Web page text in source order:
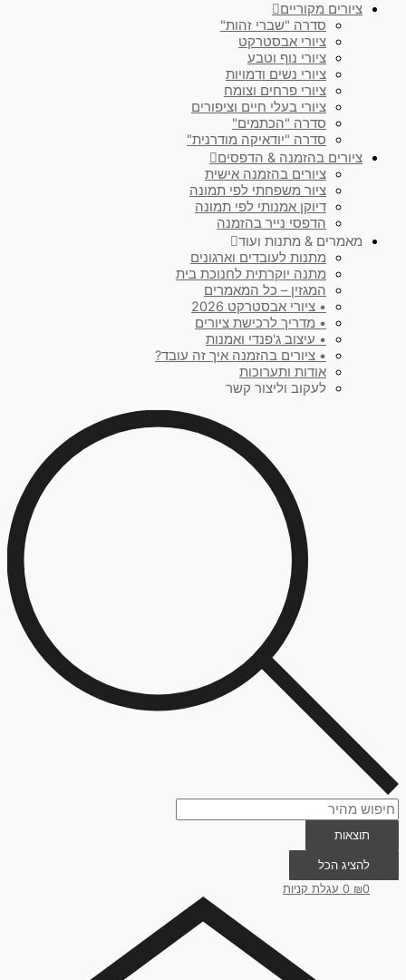
ציורים מקוריים
סדרה "שברי זהות"
ציורי אבסטרקט
ציורי נוף וטבע
ציורי נשים ודמויות
ציורי פרחים וצומח
ציורי בעלי חיים וציפורים
סדרה "הכתמים"
סדרה "יודאיקה מודרנית"
ציורים בהזמנה & הדפסים
ציורים בהזמנה אישית
ציור משפחתי לפי תמונה
דיוקן אמנותי לפי תמונה
הדפסי נייר בהזמנה
מאמרים & מתנות ועוד
מתנות לעובדים וארגונים
מתנה יוקרתית לחנוכת בית
המגזין – כל המאמרים
• ציורי אבסטרקט 2026
• מדריך לרכישת ציורים
• עיצוב ג'פנדי ואמנות
• ציורים בהזמנה איך זה עובד?
אודות ותערוכות
לעקוב וליצור קשר
תוצאות
להציג הכל
₪0
0 עגלת קניות